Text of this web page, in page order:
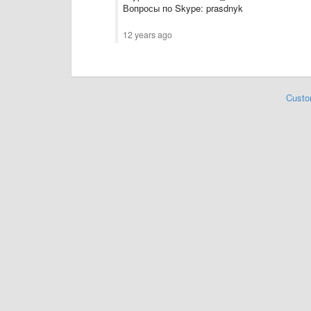
Вопросы по Skype: prasdnyk
12 years ago